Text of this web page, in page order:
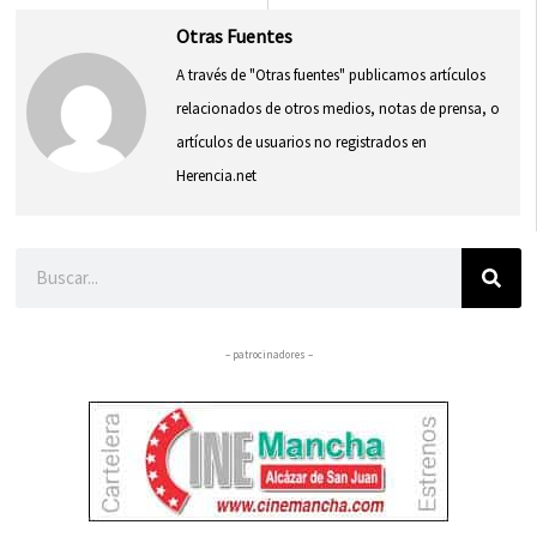
Otras Fuentes
A través de "Otras fuentes" publicamos artículos
relacionados de otros medios, notas de prensa, o
artículos de usuarios no registrados en
Herencia.net
– patrocinadores –